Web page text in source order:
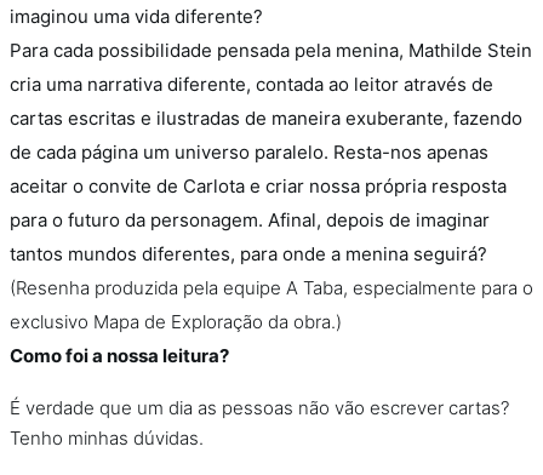
imaginou uma vida diferente?
Para cada possibilidade pensada pela menina, Mathilde Stein
cria uma narrativa diferente, contada ao leitor através de
cartas escritas e ilustradas de maneira exuberante, fazendo
de cada página um universo paralelo. Resta-nos apenas
aceitar o convite de Carlota e criar nossa própria resposta
para o futuro da personagem. Afinal, depois de imaginar
tantos mundos diferentes, para onde a menina seguirá?
(Resenha produzida pela equipe A Taba, especialmente para o
exclusivo Mapa de Exploração da obra.)
Como foi a nossa leitura?
É verdade que um dia as pessoas não vão escrever cartas?
Tenho minhas dúvidas.